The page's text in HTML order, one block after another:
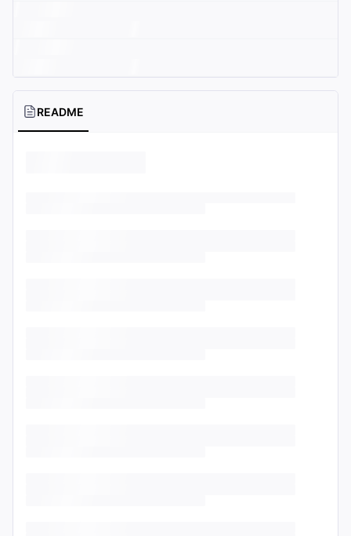
README